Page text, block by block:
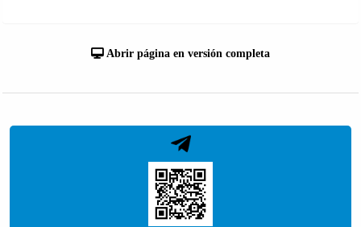
Abrir página en versión completa